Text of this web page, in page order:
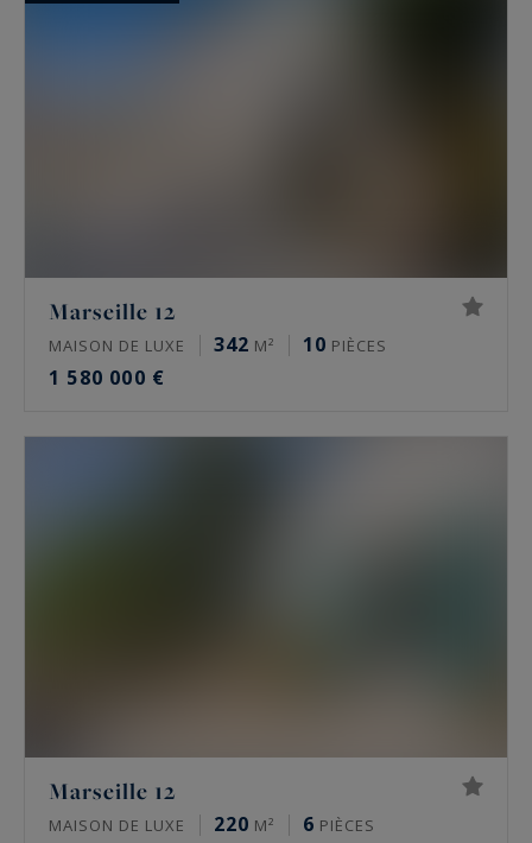
Marseille 12
MAISON DE LUXE 342 M² 10 PIÈCES
1 580 000 €
Marseille 12
MAISON DE LUXE 220 M² 6 PIÈCES